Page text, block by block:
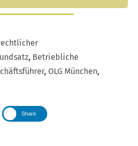
, Betriebliche
, OLG München,
Share